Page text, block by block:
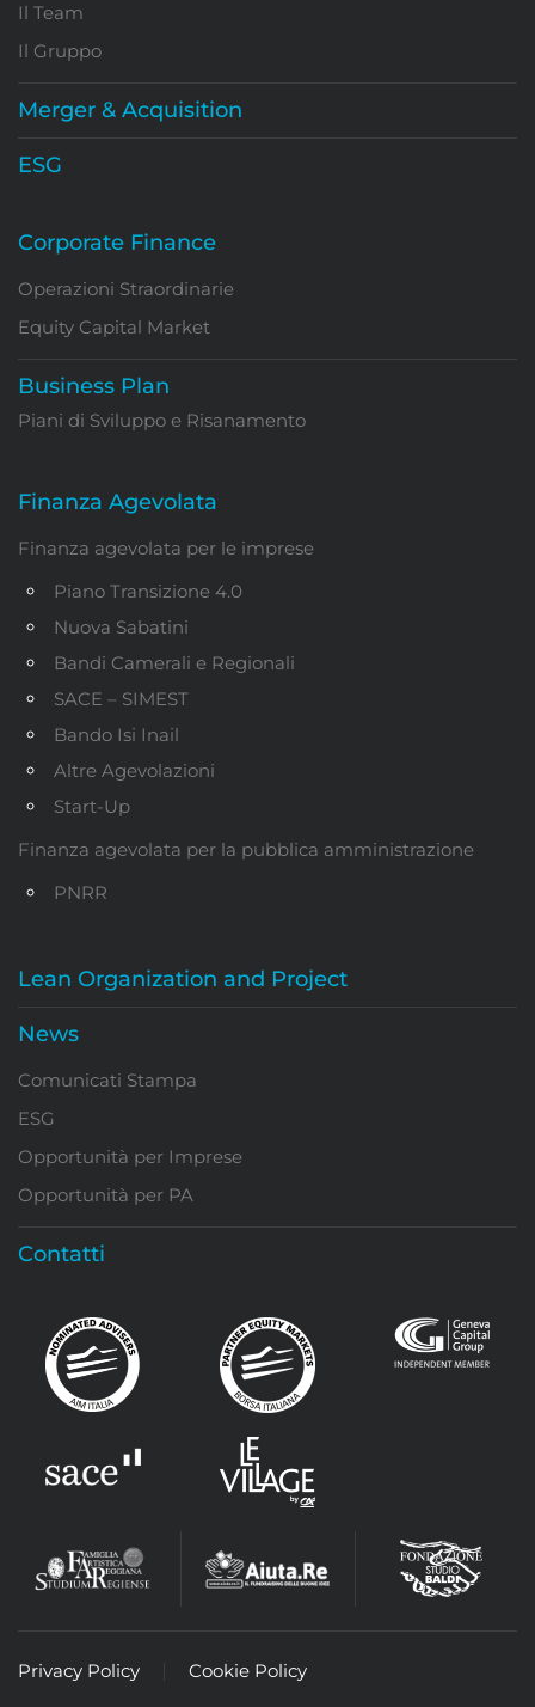
Il Team
Il Gruppo
Merger & Acquisition
ESG
Corporate Finance
Operazioni Straordinarie
Equity Capital Market
Business Plan
Piani di Sviluppo e Risanamento
Finanza Agevolata
Finanza agevolata per le imprese
Piano Transizione 4.0
Nuova Sabatini
Bandi Camerali e Regionali
SACE – SIMEST
Bando Isi Inail
Altre Agevolazioni
Start-Up
Finanza agevolata per la pubblica amministrazione
PNRR
Lean Organization and Project
News
Comunicati Stampa
ESG
Opportunità per Imprese
Opportunità per PA
Contatti
Privacy Policy Cookie Policy